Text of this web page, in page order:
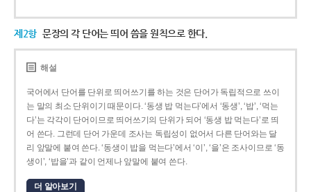
제2항 문장의 각 단어는 띄어 씀을 원칙으로 한다.
해설
국어에서 단어를 단위로 띄어쓰기를 하는 것은 단어가 독립적으로 쓰이
는 말의 최소 단위이기 때문이다. ‘동생 밥 먹는다’에서 ‘동생’, ‘밥’, ‘먹는
다’는 각각이 단어이므로 띄어쓰기의 단위가 되어 ‘동생 밥 먹는다’로 띄
어 쓴다. 그런데 단어 가운데 조사는 독립성이 없어서 다른 단어와는 달
리 앞말에 붙여 쓴다. ‘동생이 밥을 먹는다’에서 ‘이’, ‘을’은 조사이므로 ‘동
생이’, ‘밥을’과 같이 언제나 앞말에 붙여 쓴다.
더 알아보기